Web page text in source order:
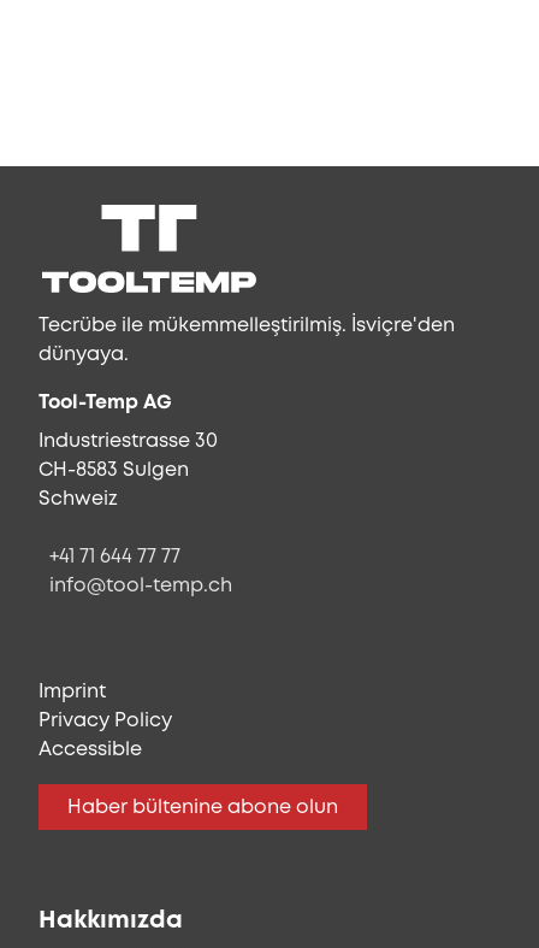
Tecrübe ile mükemmelleştirilmiş. İsviçre'den
dünyaya.
Tool-Temp AG
Industriestrasse 30
CH-8583 Sulgen
Schweiz
+41 71 644 77 77
info@tool-temp.ch
Imprint
Privacy Policy
Accessible
Haber bültenine abone olun
Hakkımızda